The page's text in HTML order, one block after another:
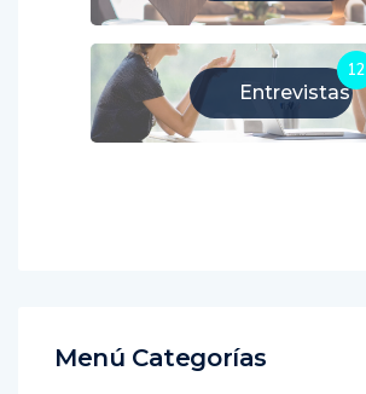
Entrevistas
12
Menú Categorías